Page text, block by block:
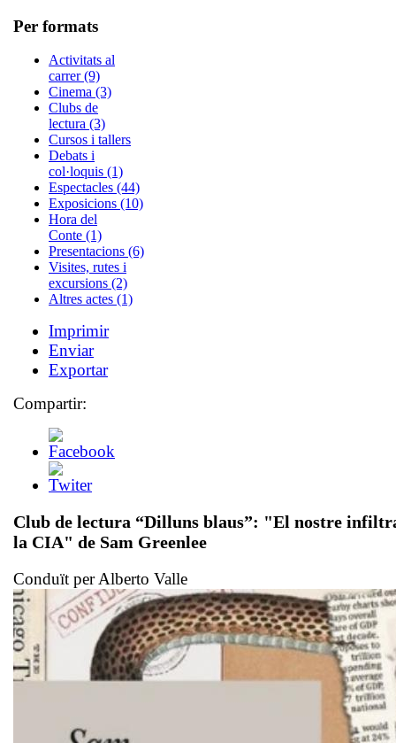
Per formats
Activitats al
carrer (9)
Cinema (3)
Clubs de
lectura (3)
Cursos i tallers
Debats i
col·loquis (1)
Espectacles (44)
Exposicions (10)
Hora del
Conte (1)
Presentacions (6)
Visites, rutes i
excursions (2)
Altres actes (1)
Imprimir
Enviar
Exportar
Compartir:
Club de lectura “Dilluns blaus”: "El nostre
la CIA" de Sam Greenlee
Conduït per Alberto Valle